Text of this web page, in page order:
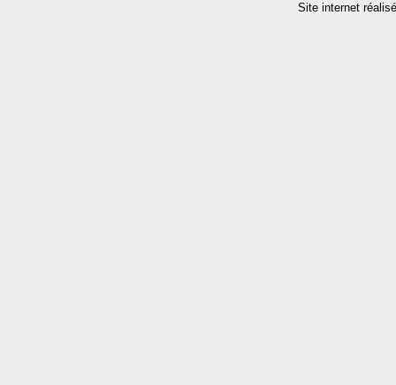
Site internet